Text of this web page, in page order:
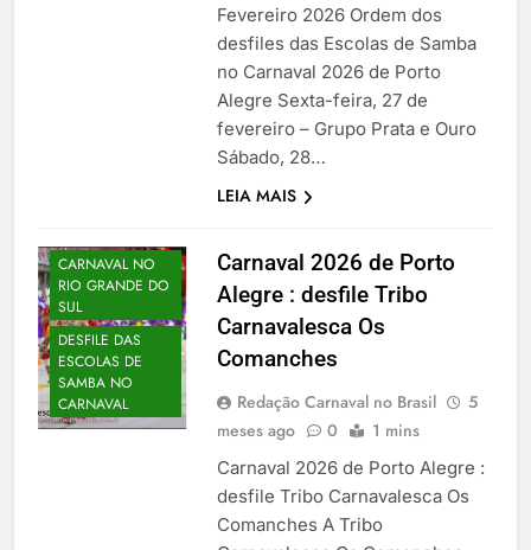
Fevereiro 2026 Ordem dos
desfiles das Escolas de Samba
no Carnaval 2026 de Porto
Alegre Sexta-feira, 27 de
fevereiro – Grupo Prata e Ouro
Sábado, 28…
LEIA MAIS
CARNAVAL NO
RIO GRANDE DO
SUL
DESFILE DAS
ESCOLAS DE
SAMBA NO
CARNAVAL
Carnaval 2026 de Porto
Alegre : desfile Tribo
Carnavalesca Os
Comanches
Redação Carnaval no Brasil
5
meses ago
0 1 mins
Carnaval 2026 de Porto Alegre :
desfile Tribo Carnavalesca Os
Comanches A Tribo